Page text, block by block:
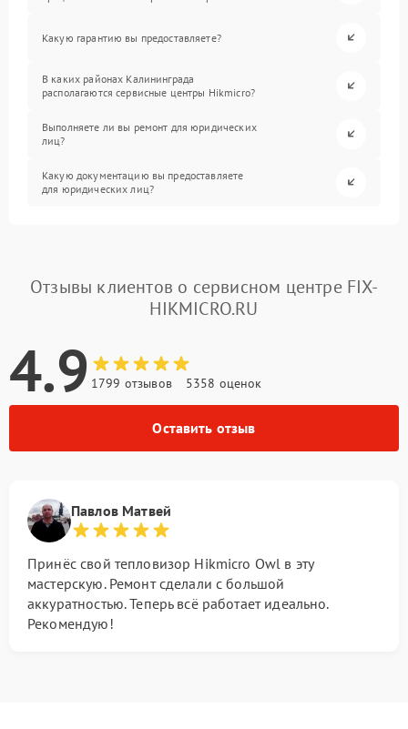
Какую гарантию вы предоставляете?
В каких районах Калининграда
располагаются сервисные центры Hikmicro?
Выполняете ли вы ремонт для юридических
лиц?
Какую документацию вы предоставляете
для юридических лиц?
Отзывы клиентов о сервисном центре FIX-
HIKMICRO.RU
4.9 1799 отзывов 5358 оценок
Оставить отзыв
Павлов Матвей
Принёс свой тепловизор Hikmicro Owl в эту
мастерскую. Ремонт сделали с большой
аккуратностью. Теперь всё работает идеально.
Рекомендую!